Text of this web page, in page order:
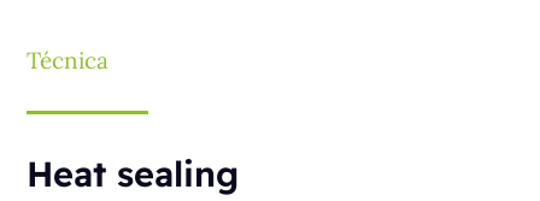
Técnica
Heat sealing